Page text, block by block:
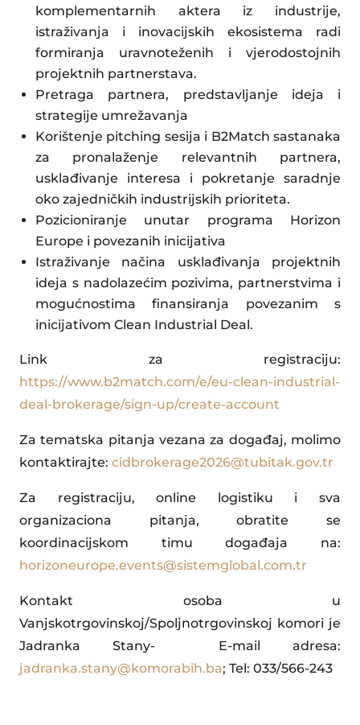
komplementarnih aktera iz industrije,
istraživanja i inovacijskih ekosistema radi
formiranja uravnoteženih i vjerodostojnih
projektnih partnerstava.
Pretraga partnera, predstavljanje ideja i
strategije umrežavanja
Korištenje pitching sesija i B2Match sastanaka
za pronalaženje relevantnih partnera,
usklađivanje interesa i pokretanje saradnje
oko zajedničkih industrijskih prioriteta.
Pozicioniranje unutar programa Horizon
Europe i povezanih inicijativa
Istraživanje načina usklađivanja projektnih
ideja s nadolazećim pozivima, partnerstvima i
mogućnostima finansiranja povezanim s
inicijativom Clean Industrial Deal.
Link za registraciju:
https://www.b2match.com/e/eu-clean-industrial-
deal-brokerage/sign-up/create-account
Za tematska pitanja vezana za događaj, molimo
kontaktirajte: cidbrokerage2026@tubitak.gov.tr
Za registraciju, online logistiku i sva
organizaciona pitanja, obratite se
koordinacijskom timu događaja na:
horizoneurope.events@sistemglobal.com.tr
Kontakt osoba u
Vanjskotrgovinskoj/Spoljnotrgovinskoj komori je
Jadranka Stany- E-mail adresa:
jadranka.stany@komorabih.ba; Tel: 033/566-243